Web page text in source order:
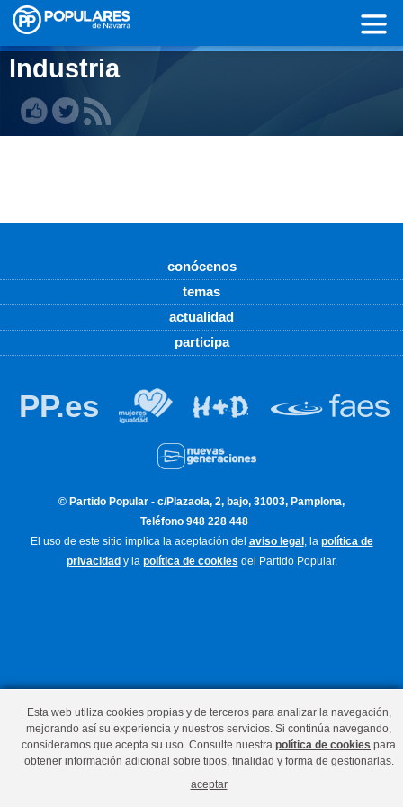
Pasar al contenido principal
Esta web utiliza cookies propias y de terceros para analizar la navegación,
mejorando así su experiencia y nuestros servicios. Si continúa navegando,
consideramos que acepta su uso. Consulte nuestra política de cookies para
obtener información adicional sobre tipos, finalidad y forma de gestionarlas.
aceptar
Industria
conócenos
temas
actualidad
participa
PP.es
© Partido Popular - c/Plazaola, 2, bajo, 31003, Pamplona,
Teléfono 948 228 448
El uso de este sitio implica la aceptación del aviso legal , la política de
privacidad y la política de cookies del Partido Popular.